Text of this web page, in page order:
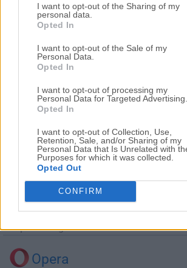
I want to opt-out of the Sharing of my
personal data.
Opted In
I want to opt-out of the Sale of my
Personal Data.
Opted In
I want to opt-out of processing my
Personal Data for Targeted Advertising.
Opted In
I want to opt-out of Collection, Use,
Retention, Sale, and/or Sharing of my
Personal Data that Is Unrelated with
Purposes for which it was collected.
Opted Out
CONFIRM
Descargar Balabolka
¿Por qué se publica esta aplicación en
información)
Top Descargas
Opera